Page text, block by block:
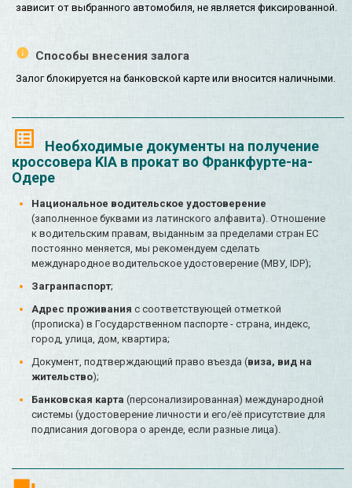
зависит от выбранного автомобиля, не является фиксированной.
Способы внесения залога
Залог блокируется на банковской карте или вносится наличными.
Необходимые документы на получение
кроссовера KIA в прокат во Франкфурте-на-
Одере
Национальное водительское удостоверение
(заполненное буквами из латинского алфавита). Отношение
к водительским правам, выданным за пределами стран ЕС
постоянно меняется, мы рекомендуем сделать
международное водительское удостоверение (МВУ, IDP);
Загранпаспорт;
Адрес проживания с соответствующей отметкой
(прописка) в Государственном паспорте - страна, индекс,
город, улица, дом, квартира;
Документ, подтверждающий право въезда (виза, вид на
жительство);
Банковская карта (персонализированная) международной
системы (удостоверение личности и его/её присутствие для
подписания договора о аренде, если разные лица).